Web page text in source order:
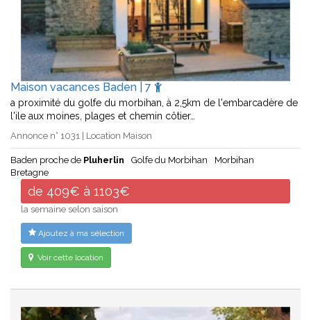
Maison vacances Baden | 7
a proximité du golfe du morbihan, à 2,5km de l'embarcadère de
l'ile aux moines, plages et chemin côtier…
Annonce n° 1031 | Location Maison
Baden proche de Pluherlin Golfe du Morbihan
Morbihan
Bretagne
de 409€ à 1103€
la semaine selon saison
Ajoutez à ma sélection
Voir cette location